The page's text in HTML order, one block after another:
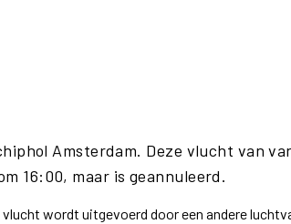
Amsterdam. Deze vlucht van
16:00, maar is geannuleerd.
wordt uitgevoerd door een andere